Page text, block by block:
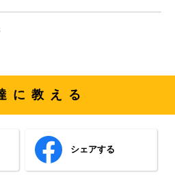
に教える
シェアする